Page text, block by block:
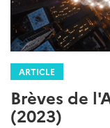
ARTICLE
Brèves de
(2023)